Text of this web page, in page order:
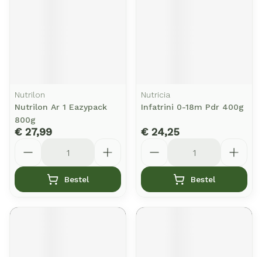
Nutrilon
Nutrilon Ar 1 Eazypack
800g
€ 27,99
Bestel
Nutricia
Infatrini 0-18m Pdr 400g
€ 24,25
Bestel